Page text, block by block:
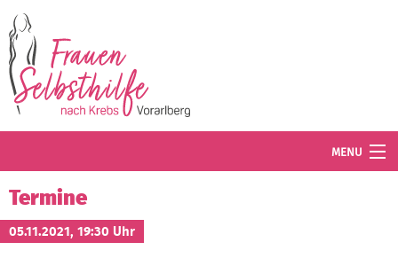
MENU
Termine
Blog
Termine
05.11.2021, 19:30 Uhr